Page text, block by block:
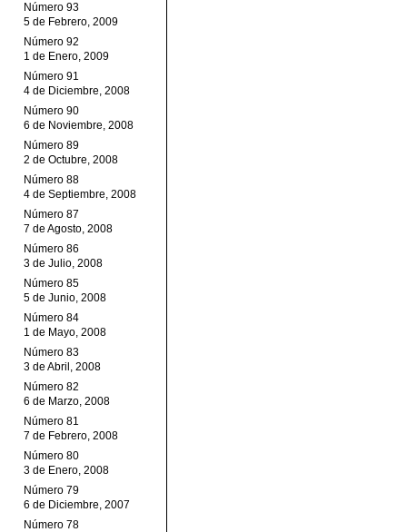
Número 93
5 de Febrero, 2009
Número 92
1 de Enero, 2009
Número 91
4 de Diciembre, 2008
Número 90
6 de Noviembre, 2008
Número 89
2 de Octubre, 2008
Número 88
4 de Septiembre, 2008
Número 87
7 de Agosto, 2008
Número 86
3 de Julio, 2008
Número 85
5 de Junio, 2008
Número 84
1 de Mayo, 2008
Número 83
3 de Abril, 2008
Número 82
6 de Marzo, 2008
Número 81
7 de Febrero, 2008
Número 80
3 de Enero, 2008
Número 79
6 de Diciembre, 2007
Número 78